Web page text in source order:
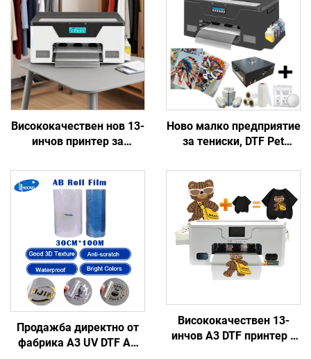
Висококачествен нов 13-
инчов принтер за
струйно отпечатване
XP600, автоматично
отпечатване върху
тениски, шапки, обувки,
дънки, чорапи
Ново малко предприятие
за тениски, DTF Pet
готов за пресоване,
машина, 13-инчов A3 DTF
принтер XP600, за
всякакво текстилно
платно, 1 година
гаранция
Продажба директно от
фабрика A3 UV DTF AB
Висококачествен 13-
инчов A3 DTF принтер с